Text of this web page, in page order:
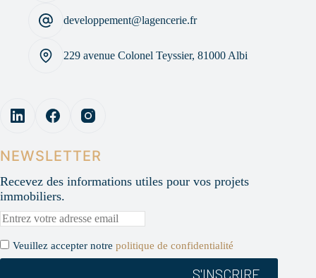
developpement@lagencerie.fr
229 avenue Colonel Teyssier, 81000 Albi
NEWSLETTER
Recevez des informations utiles pour vos projets
immobiliers.
Veuillez accepter notre politique de confidentialité